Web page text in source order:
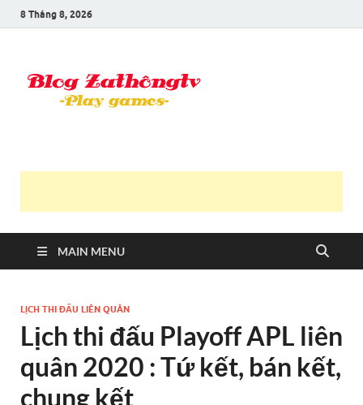
8 Tháng 8, 2026
MAIN MENU
LỊCH THI ĐẤU LIÊN QUÂN
Lịch thi đấu Playoff APL liên
quân 2020 : Tứ kết, bán kết,
chung kết